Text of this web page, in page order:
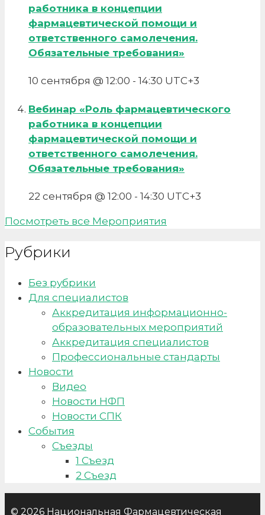
работника в концепции
фармацевтической помощи и
ответственного самолечения.
Обязательные требования»
10 сентября @ 12:00 - 14:30 UTC+3
Вебинар «Роль фармацевтического
работника в концепции
фармацевтической помощи и
ответственного самолечения.
Обязательные требования»
22 сентября @ 12:00 - 14:30 UTC+3
Посмотреть все Мероприятия
Рубрики
Без рубрики
Для специалистов
Аккредитация информационно-
образовательных мероприятий
Аккредитация специалистов
Профессиональные стандарты
Новости
Видео
Новости НФП
Новости СПК
События
Съезды
1 Съезд
2 Съезд
© 2026 Национальная Фармацевтическая